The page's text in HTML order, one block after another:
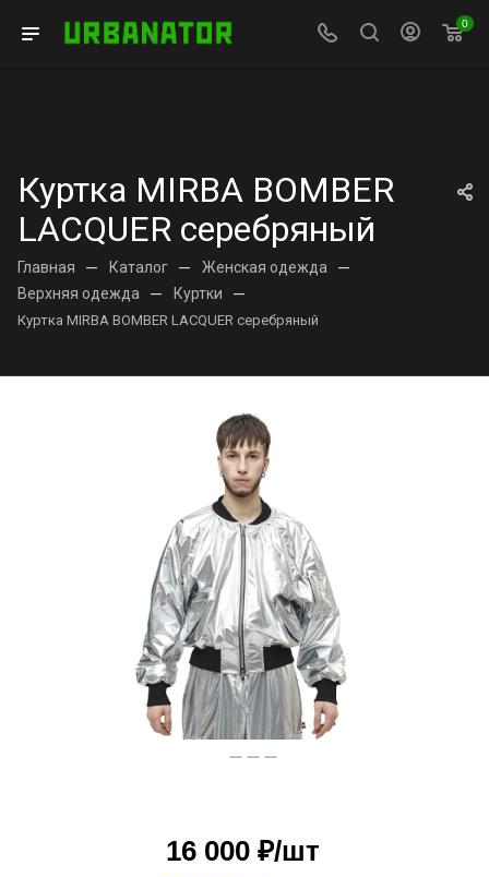
0
Куртка MIRBA BOMBER
LACQUER серебряный
Главная — Каталог — Женская одежда —
Верхняя одежда — Куртки —
Куртка MIRBA BOMBER LACQUER серебряный
16 000₽/шт